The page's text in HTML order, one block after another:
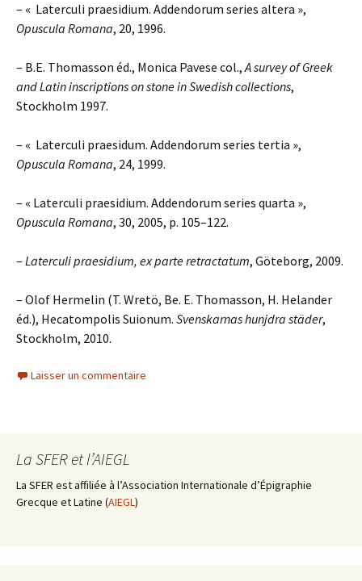
– « Laterculi praesidium. Addendorum series altera »,
Opuscula Romana, 20, 1996.
– B.E. Thomasson éd., Monica Pavese col.,A survey of Greek
and Latin inscriptions on stone in Swedish collections,
Stockholm 1997.
– « Laterculi praesidum. Addendorum series tertia »,
Opuscula Romana, 24, 1999.
– « Laterculi praesidium. Addendorum series quarta »,
Opuscula Romana, 30, 2005, p. 105–122.
– Laterculi praesidium, ex parte retractatum, Göteborg, 2009.
– Olof Hermelin (T. Wretö, Be. E. Thomasson, H. Helander
éd.), Hecatompolis Suionum. Svenskarnas hunjdra städer,
Stockholm, 2010.
Laisser un commentaire
La SFER et l’AIEGL
La SFER est affiliée à l’Association Internationale d’Épigraphie
Grecque et Latine (AIEGL)